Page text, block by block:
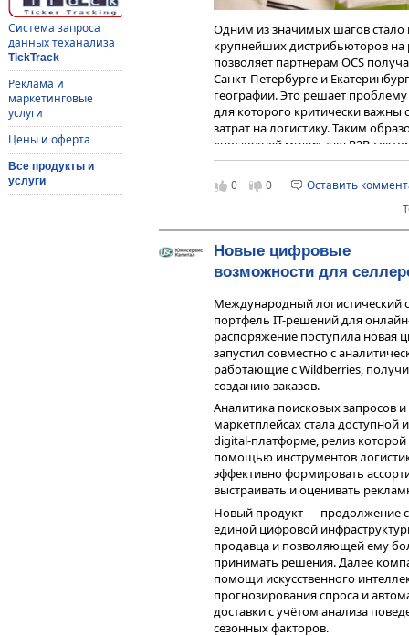
Система запроса
данных теханализа
TickTrack
Реклама и
маркетинговые
услуги
Цены и оферта
Все продукты и
услуги
Одним из значимых шагов стало
крупнейших дистрибьюторов на
позволяет партнерам OCS
Санкт-Петербурге и
географии. Это решает
для которого критически важны
затрат на логистику. Таким
«последней мили» для B2B-
самовывоз или
Большим шагом в направлении
площадке напрямую
доставки заказов (модель rDBS
по всей России. Селлеры
тарифами и географией
сервис. СДЭК же
ритейлеров, работающих через
B2C-отправлений.
Также в четвертом квартале
международным сервисом
предоставил возможности
чемоданов клиентов «КИПЛ»,
крупную сервисную сеть.
СДЭК и возможность создания
высокомаржинальных
логистики в
потенциально повышает
0 0
Оставить
Новые цифровые
возможности для
Международный логистический
портфель IT-решений для
распоряжение поступила новая
запустил совместно с
работающие с Wildberries,
созданию заказов.
Аналитика поисковых запросов
маркетплейсах стала
digital-платформе, релиз
помощью инструментов
эффективно формировать
выстраивать и оценивать
Новый продукт — продолжение
единой цифровой
продавца и позволяющей ему
принимать решения. Далее
помощи искусственного
прогнозирования спроса и
доставки с учётом анализа
сезонных факторов.